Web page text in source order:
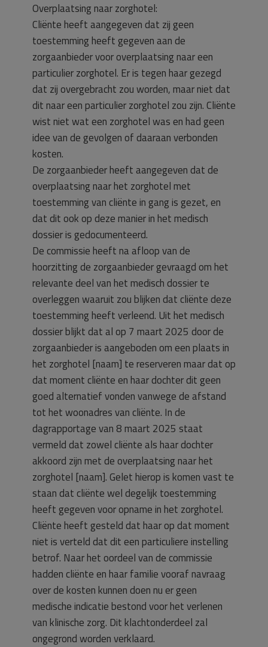
Overplaatsing naar zorghotel:
Cliënte heeft aangegeven dat zij geen
toestemming heeft gegeven aan de
zorgaanbieder voor overplaatsing naar een
particulier zorghotel. Er is tegen haar gezegd
dat zij overgebracht zou worden, maar niet dat
dit naar een particulier zorghotel zou zijn. Cliënte
wist niet wat een zorghotel was en had geen
idee van de gevolgen of daaraan verbonden
kosten.
De zorgaanbieder heeft aangegeven dat de
overplaatsing naar het zorghotel met
toestemming van cliënte in gang is gezet, en
dat dit ook op deze manier in het medisch
dossier is gedocumenteerd.
De commissie heeft na afloop van de
hoorzitting de zorgaanbieder gevraagd om het
relevante deel van het medisch dossier te
overleggen waaruit zou blijken dat cliënte deze
toestemming heeft verleend. Uit het medisch
dossier blijkt dat al op 7 maart 2025 door de
zorgaanbieder is aangeboden om een plaats in
het zorghotel [naam] te reserveren maar dat op
dat moment cliënte en haar dochter dit geen
goed alternatief vonden vanwege de afstand
tot het woonadres van cliënte. In de
dagrapportage van 8 maart 2025 staat
vermeld dat zowel cliënte als haar dochter
akkoord zijn met de overplaatsing naar het
zorghotel [naam]. Gelet hierop is komen vast te
staan dat cliënte wel degelijk toestemming
heeft gegeven voor opname in het zorghotel.
Cliënte heeft gesteld dat haar op dat moment
niet is verteld dat dit een particuliere instelling
betrof. Naar het oordeel van de commissie
hadden cliënte en haar familie vooraf navraag
over de kosten kunnen doen nu er geen
medische indicatie bestond voor het verlenen
van klinische zorg. Dit klachtonderdeel zal
ongegrond worden verklaard.